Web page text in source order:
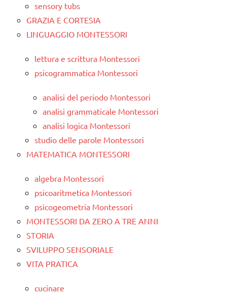
sensory tubs
GRAZIA E CORTESIA
LINGUAGGIO MONTESSORI
lettura e scrittura Montessori
psicogrammatica Montessori
analisi del periodo Montessori
analisi grammaticale Montessori
analisi logica Montessori
studio delle parole Montessori
MATEMATICA MONTESSORI
algebra Montessori
psicoaritmetica Montessori
psicogeometria Montessori
MONTESSORI DA ZERO A TRE ANNI
STORIA
SVILUPPO SENSORIALE
VITA PRATICA
cucinare